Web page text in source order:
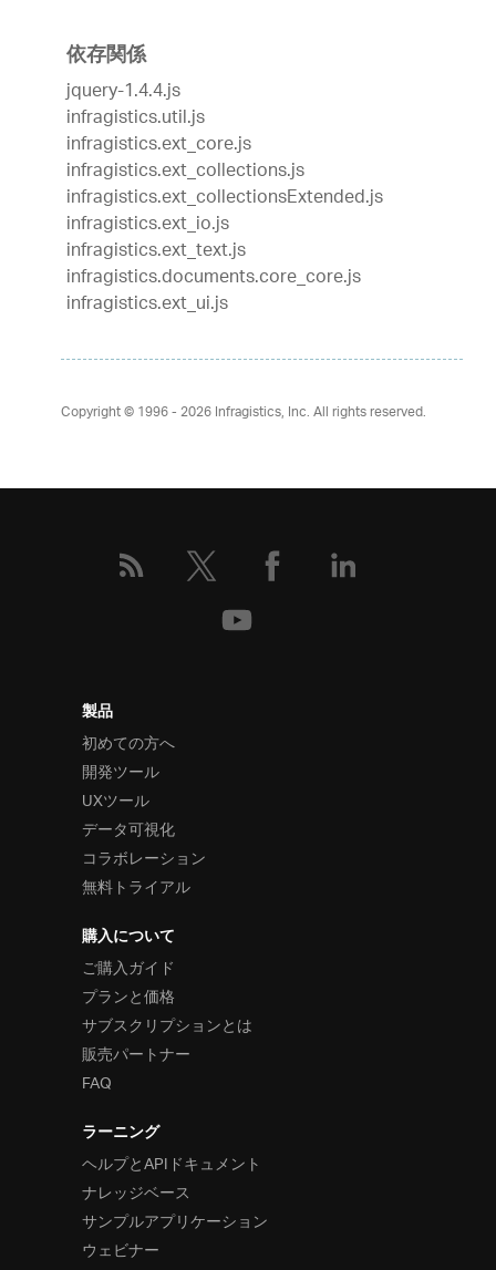
依存関係
jquery-1.4.4.js
infragistics.util.js
infragistics.ext_core.js
infragistics.ext_collections.js
infragistics.ext_collectionsExtended.js
infragistics.ext_io.js
infragistics.ext_text.js
infragistics.documents.core_core.js
infragistics.ext_ui.js
Copyright © 1996 - 2026Infragistics, Inc. All rights reserved.
製品
初めての方へ
開発ツール
UXツール
データ可視化
コラボレーション
無料トライアル
購入について
ご購入ガイド
プランと価格
サブスクリプションとは
販売パートナー
FAQ
ラーニング
ヘルプとAPIドキュメント
ナレッジベース
サンプルアプリケーション
ウェビナー